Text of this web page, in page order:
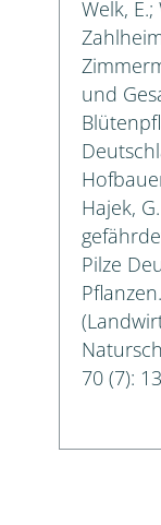
Welk,
und
Hajek,
Pilze
70 (7):